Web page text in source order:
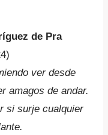
de Pra
ver desde
amagos de andar.
si surje cualquier